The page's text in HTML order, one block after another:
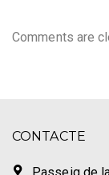
Comments are
CONTACTE